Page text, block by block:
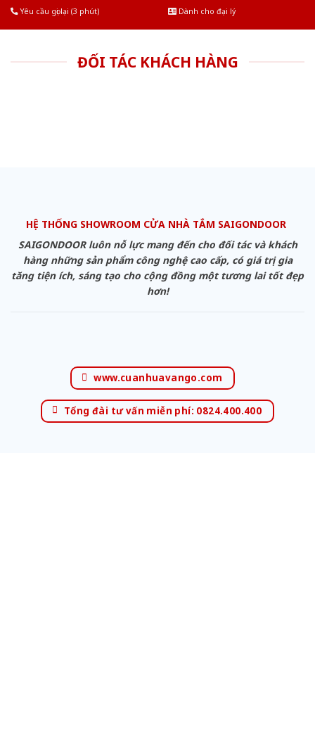
Yêu cầu gọi lại (3 phút)
Dành cho đại lý
ĐỐI TÁC KHÁCH HÀNG
HỆ THỐNG SHOWROOM CỬA NHÀ TẮM SAIGONDOOR
SAIGONDOOR luôn nỗ lực mang đến cho đối tác và khách
hàng những sản phẩm công nghệ cao cấp, có giá trị gia
tăng tiện ích, sáng tạo cho cộng đồng một tương lai tốt đẹp
hơn!
www.cuanhuavango.com
Tổng đài tư vấn miễn phí: 0824.400.400